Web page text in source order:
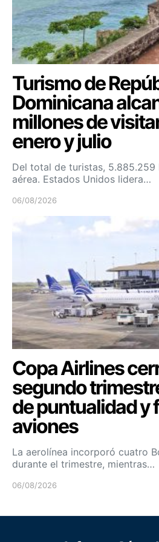
Turismo de
Dominicana
millones de
enero y julio
Del total de turistas, 5.885.259
aérea. Estados Unidos lidera…
06/08/2026
Copa Airlines
segundo
de puntualidad y
aviones
La aerolínea incorporó cuatro
durante el trimestre, mientras…
06/08/2026